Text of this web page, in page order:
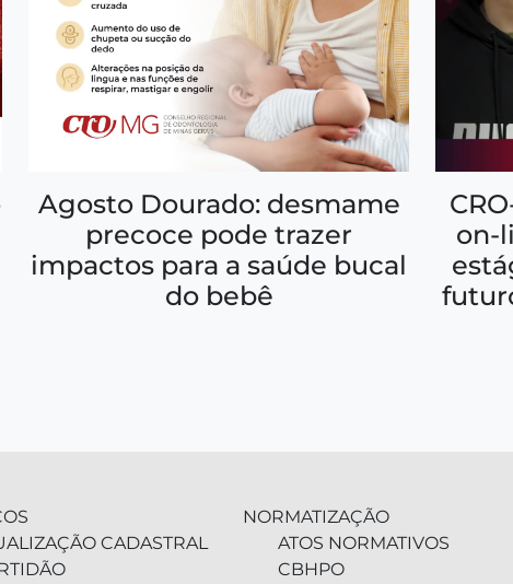
Agosto Dourado: desmame
precoce pode trazer
impactos para a saúde bucal
do bebê
on-
CADASTRAL
NORMATIZAÇÃO
ATOS NORMATIVOS
CBHPO